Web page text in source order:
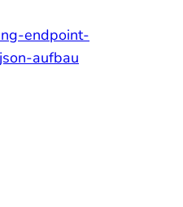
endpoint-
aufbau